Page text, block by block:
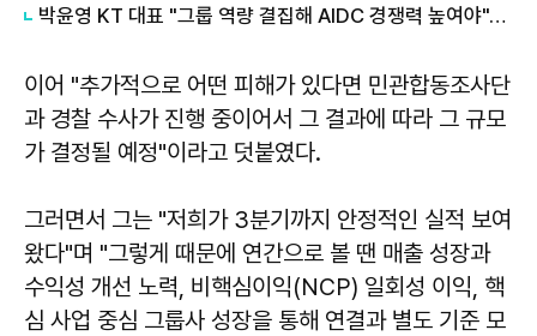
박윤영 KT 대표 "그룹 역량 결집해 AIDC 경쟁력 높여야"…목동 KT클라우드 방문
이어 "추가적으로 어떤 피해가 있다면 민관합동조사단
과 경찰 수사가 진행 중이어서 그 결과에 따라 그 규모
가 결정될 예정"이라고 덧붙였다.
그러면서 그는 "저희가 3분기까지 안정적인 실적 보여
왔다"며 "그렇게 때문에 연간으로 볼 땐 매출 성장과
수익성 개선 노력, 비핵심이익(NCP) 일회성 이익, 핵
심 사업 중심 그룹사 성장을 통해 연결과 별도 기준 모